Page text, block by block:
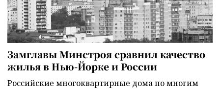
Замглавы Минстроя сравнил качество
жилья в Нью-Йорке и России
Российские многоквартирные дома по многим